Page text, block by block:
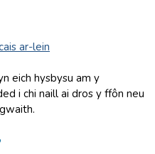
ar-lein
eich hysbysu am y
i chi naill ai dros y ffôn neu